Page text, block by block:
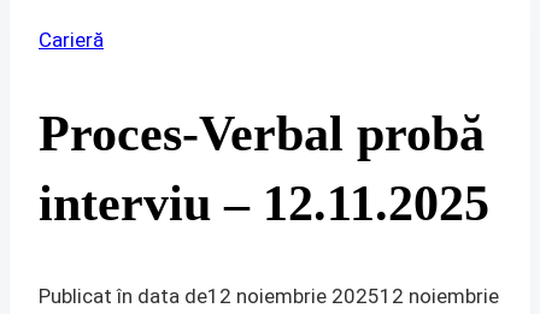
Carieră
Proces-Verbal probă
interviu – 12.11.2025
Publicat în data de12 noiembrie 202512 noiembrie